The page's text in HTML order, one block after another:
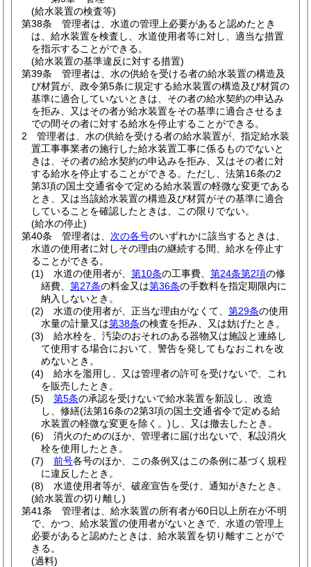
(給水装置の検査等)
第38条
管理者は、水道の管理上必要があると認めたとき
は、給水装置を検査し、水道使用者等に対し、適当な措置
を指示することができる。
(給水装置の基準違反に対する措置)
第39条
管理者は、水の供給を受ける者の給水装置の構造及
び材質が、政令第5条に規定する給水装置の構造及び材質の
基準に適合していないときは、その者の給水契約の申込み
を拒み、又はその者が給水装置をその基準に適合させるま
での間その者に対する給水を停止することができる。
2
管理者は、水の供給を受ける者の給水装置が、指定給水装
置工事事業者の施行した給水装置工事に係るものでないと
きは、その者の給水契約の申込みを拒み、又はその者に対
する給水を停止することができる。 ただし、法第16条の2
第3項の国土交通省令で定める給水装置の軽微な変更である
とき、又は当該給水装置の構造及び材質がその基準に適合
していることを確認したときは、この限りでない。
(給水の停止)
第40条
管理者は、 次の各号のいずれかに該当するときは、
水道の使用者に対しその理由の継続する間、給水を停止す
ることができる。
(1)
水道の使用者が、 第10条の工事費、 第24条第2項の修
繕費、 第27条の料金又は第36条の手数料を指定期限内に
納入しないとき。
(2)
水道の使用者が、正当な理由がなくて、 第29条の使用
水量の計量又は第38条の検査を拒み、又は妨げたとき。
(3)
給水栓を、汚染のおそれのある器物又は施設と連絡し
て使用する場合において、警告を発してもなおこれを改
めないとき。
(4)
給水を濫用し、又は管理者の許可を受けないで、これ
を販売したとき。
(5)
第5条の承認を受けないで給水装置を新設し、改造
し、修繕(法第16条の2第3項の国土交通省令で定める給
水装置の軽微な変更を除く。) し、又は撤去したとき。
(6)
消火のためのほか、管理者に届け出ないで、私設消火
栓を使用したとき。
(7)
前号各号のほか、この条例又はこの条例に基づく規程
に違反したとき。
(8)
水道使用者等が、破産宣告を受け、通知がきたとき。
(給水装置の切り離し)
第41条
管理者は、給水装置の所有者が60日以上所在が不明
で、かつ、給水装置の使用者がないときで、水道の管理上
必要があると認めたときは、給水装置を切り離すことがで
きる。
(過料)